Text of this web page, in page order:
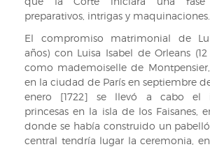
preparativos, intrigas y maquinaciones.
El compromiso matrimonial de
años) con Luisa Isabel de Orleans
como mademoiselle de
en la ciudad de París en septiembre
enero [1722] se llevó a cabo el
princesas en la isla de los Faisanes,
donde se había construido un
central tendría lugar la ceremonia,